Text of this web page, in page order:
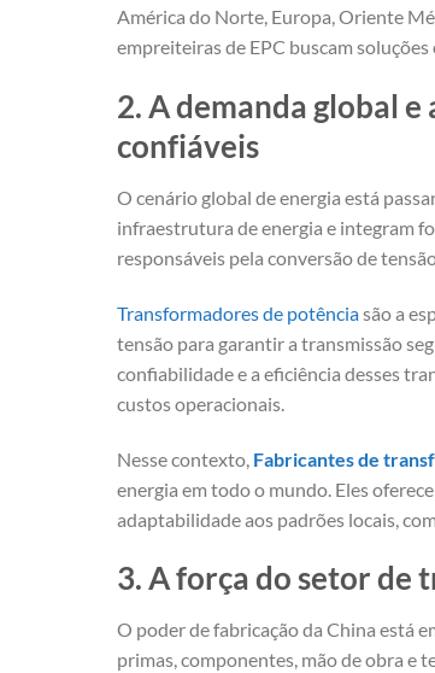
América do Norte, Europa, Oriente
empreiteiras de EPC buscam
2. A demanda global
confiáveis
O cenário global de energia está
infraestrutura de energia e integram
responsáveis pela conversão de
Transformadores de potênciasão a
tensão para garantir a transmissão
confiabilidade e a eficiência desses
custos operacionais.
Nesse contexto, Fabricantes de
energia em todo o mundo. Eles
adaptabilidade aos padrões locais,
3. A força do setor de
O poder de fabricação da China está
primas, componentes, mão de obra e